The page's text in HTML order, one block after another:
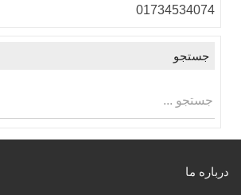
01734534074
جستجو
درباره ما